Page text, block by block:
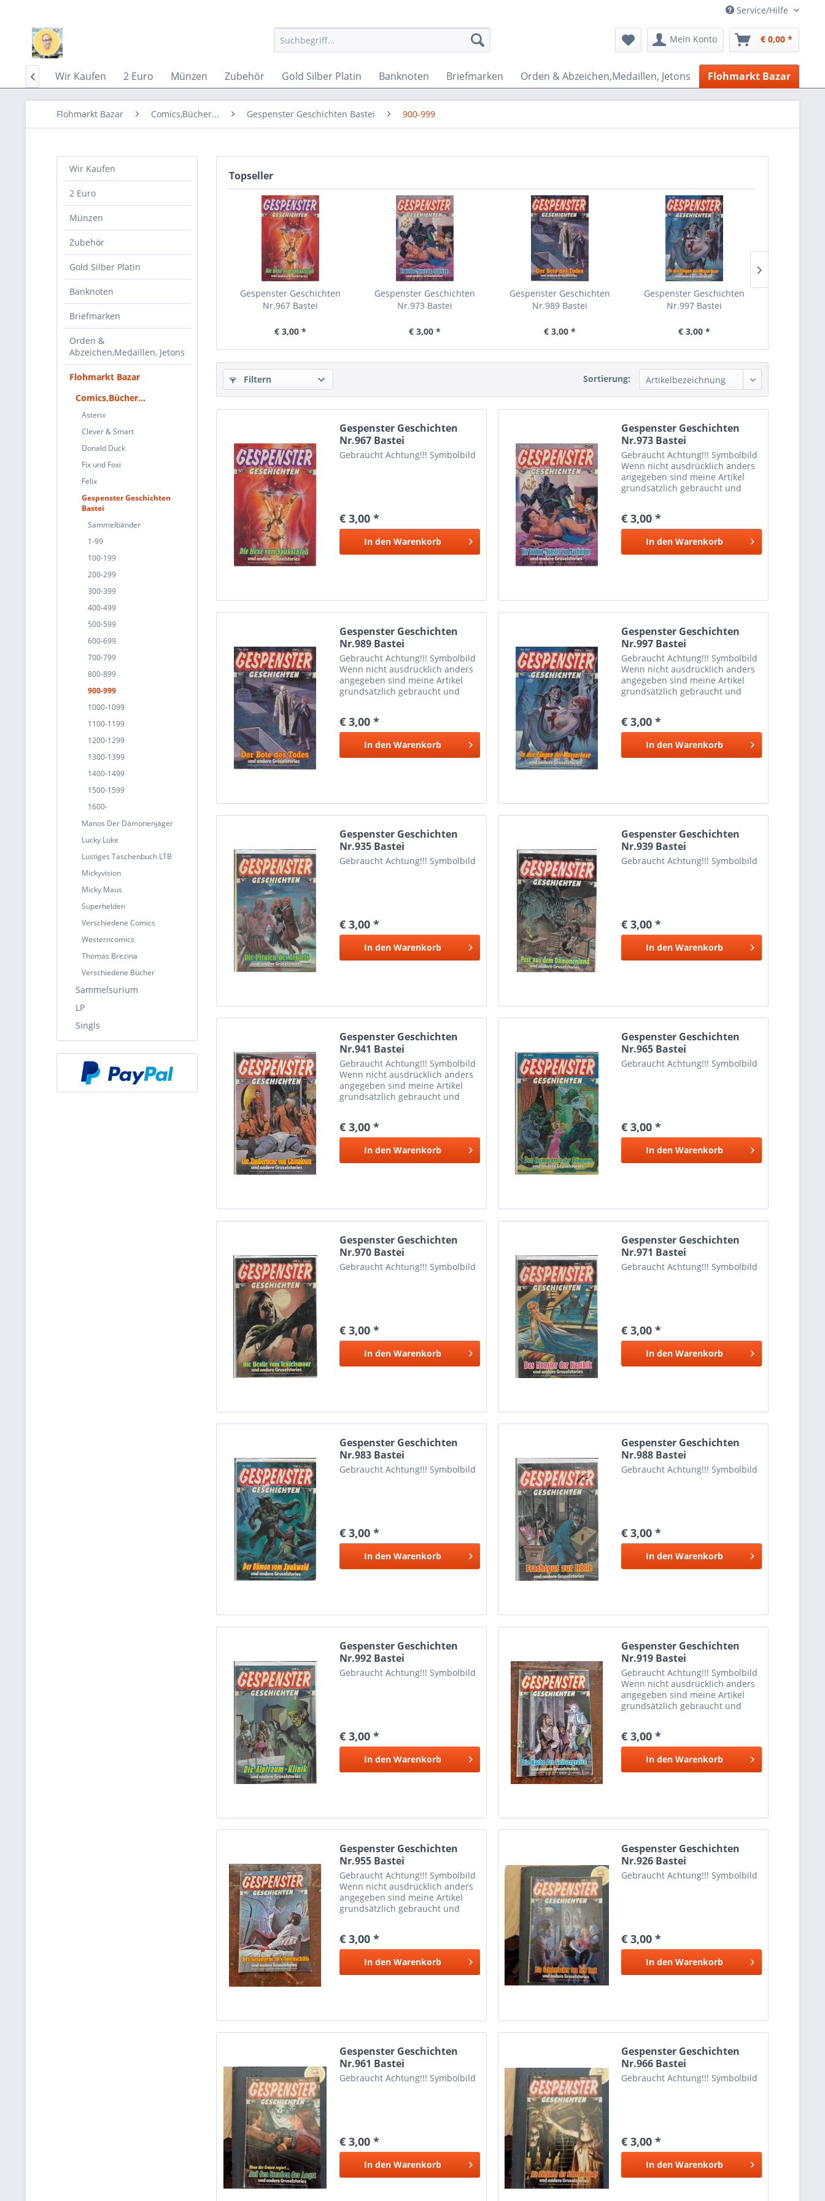
Service/Hilfe
Mein Konto € 0,00 *
Home Wir Kaufen 2 Euro Münzen Zubehör Gold Silber Platin Banknoten Briefmarken Orden & Abzeichen,Medaillen, Jetons Flohmarkt Bazar

Flohmarkt Bazar Comics,Bücher... Gespenster Geschichten Bastei 900-999
Wir Kaufen
2 Euro
Münzen
Zubehör
Gold Silber Platin
Banknoten
Briefmarken
Orden &
Abzeichen,Medaillen, Jetons
Flohmarkt Bazar
Comics,Bücher...
Asterix
Clever & Smart
Donald Duck
Fix und Foxi
Felix
Gespenster Geschichten
Bastei
Sammelbänder
1-99
100-199
200-299
300-399
400-499
500-599
600-699
700-799
800-899
900-999
1000-1099
1100-1199
1200-1299
1300-1399
1400-1499
1500-1599
1600-
Manos Der Dämonenjäger
Lucky Luke
Lustiges Taschenbuch LTB
Mickyvision
Micky Maus
Superhelden
Verschiedene Comics
Westerncomics
Thomas Brezina
Verschiedene Bücher
Sammelsurium
LP
Singls
Topseller
Gespenster Geschichten
Nr.967 Bastei
€ 3,00 *
Gespenster Geschichten
Nr.973 Bastei
€ 3,00 *
Gespenster Geschichten
Nr.989 Bastei
€ 3,00 *
Gespenster Geschichten
Nr.997 Bastei
€ 3,00 *
Filtern Sortierung:
Gespenster Geschichten
Nr.967 Bastei
Gebraucht Achtung!!! Symbolbild
€ 3,00 *
In den Warenkorb
Gespenster Geschichten
Nr.973 Bastei
Gebraucht Achtung!!! Symbolbild
Wenn nicht ausdrücklich anders
angegeben sind meine Artikel
grundsätzlich gebraucht und
€ 3,00 *
In den Warenkorb
Gespenster Geschichten
Nr.989 Bastei
Gebraucht Achtung!!! Symbolbild
Wenn nicht ausdrücklich anders
angegeben sind meine Artikel
grundsätzlich gebraucht und
€ 3,00 *
In den Warenkorb
Gespenster Geschichten
Nr.997 Bastei
Gebraucht Achtung!!! Symbolbild
Wenn nicht ausdrücklich anders
angegeben sind meine Artikel
grundsätzlich gebraucht und
Trotzdem bin ich ständig bemüht
die Artikel nach bestem Wissen
€ 3,00 *
In den Warenkorb
Gespenster Geschichten
Nr.935 Bastei
Gebraucht Achtung!!! Symbolbild
€ 3,00 *
In den Warenkorb
Gespenster Geschichten
Nr.939 Bastei
Gebraucht Achtung!!! Symbolbild
€ 3,00 *
In den Warenkorb
Gespenster Geschichten
Nr.941 Bastei
Gebraucht Achtung!!! Symbolbild
Wenn nicht ausdrücklich anders
angegeben sind meine Artikel
grundsätzlich gebraucht und
€ 3,00 *
In den Warenkorb
Gespenster Geschichten
Nr.965 Bastei
Gebraucht Achtung!!! Symbolbild
€ 3,00 *
In den Warenkorb
Gespenster Geschichten
Nr.970 Bastei
Gebraucht Achtung!!! Symbolbild
€ 3,00 *
In den Warenkorb
Gespenster Geschichten
Nr.971 Bastei
Gebraucht Achtung!!! Symbolbild
€ 3,00 *
In den Warenkorb
Gespenster Geschichten
Nr.983 Bastei
Gebraucht Achtung!!! Symbolbild
€ 3,00 *
In den Warenkorb
Gespenster Geschichten
Nr.988 Bastei
Gebraucht Achtung!!! Symbolbild
€ 3,00 *
In den Warenkorb
Gespenster Geschichten
Nr.992 Bastei
Gebraucht Achtung!!! Symbolbild
€ 3,00 *
In den Warenkorb
Gespenster Geschichten
Nr.919 Bastei
Gebraucht Achtung!!! Symbolbild
Wenn nicht ausdrücklich anders
angegeben sind meine Artikel
grundsätzlich gebraucht und
€ 3,00 *
In den Warenkorb
Gespenster Geschichten
Nr.955 Bastei
Gebraucht Achtung!!! Symbolbild
Wenn nicht ausdrücklich anders
angegeben sind meine Artikel
grundsätzlich gebraucht und
€ 3,00 *
In den Warenkorb
Gespenster Geschichten
Nr.926 Bastei
Gebraucht Achtung!!! Symbolbild
€ 3,00 *
In den Warenkorb
Gespenster Geschichten
Nr.961 Bastei
Gebraucht Achtung!!! Symbolbild
€ 3,00 *
In den Warenkorb
Gespenster Geschichten
Nr.966 Bastei
Gebraucht Achtung!!! Symbolbild
€ 3,00 *
In den Warenkorb